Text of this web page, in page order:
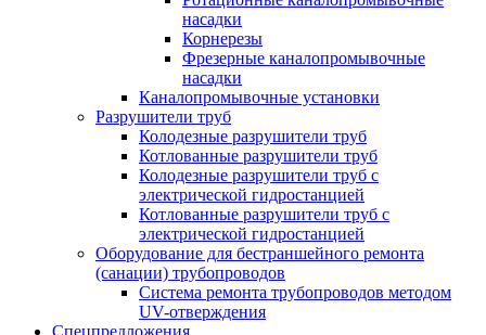
насадки
Корнерезы
Фрезерные каналопромывочные
насадки
Каналопромывочные установки
Разрушители труб
Колодезные разрушители труб
Котлованные разрушители труб
Колодезные разрушители труб с
электрической гидростанцией
Котлованные разрушители труб с
электрической гидростанцией
Оборудование для бестраншейного ремонта
(санации) трубопроводов
Система ремонта трубопроводов методом
UV-отверждения
Спецпредложения